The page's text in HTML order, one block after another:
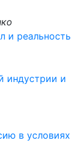
и реальность
индустрии и
в условиях